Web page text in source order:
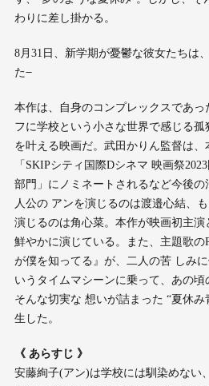
わりに差し掛かる。
8月31日、新学期が憂鬱な彼女たちは
た ̶̶
本作は、自身のコンプレックスであ
フに学校という小さな世界で感じる
を叶える映画だ。武田かりん監督は、
「SKIPシティ国際Dシネマ 映画祭
部門」にノミネートされるなど今後
人公の アンを演じるのは渡邉心結、
演じるのは角心菜。本作が映画初主
鮮やかに演じている。また、主題歌
が僕を知ってる』が、二人の苦 しみ
いうタイムマシーンに乗って、あの頃
そんな切実な 想いが詰まった “夏休
生した。
《 あらすじ 》
安藤絢子(アン)は学校には馴染めない